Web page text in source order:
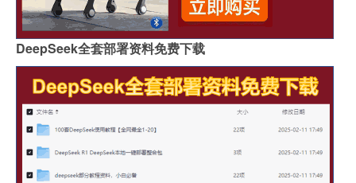
DeepSeek全套部署资料免费下载